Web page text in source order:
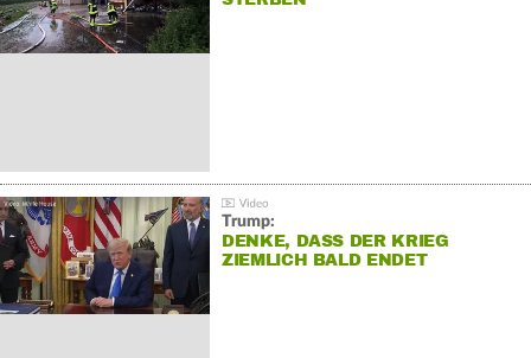
Trump:
DENKE, DASS DER KRIEG
ZIEMLICH BALD ENDET